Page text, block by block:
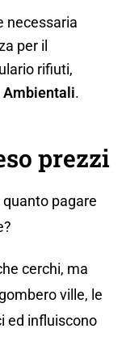
necessaria
per il
rifiuti,
Ambientali.
prezzi
pagare
cerchi, ma
ville, le
ed influiscono